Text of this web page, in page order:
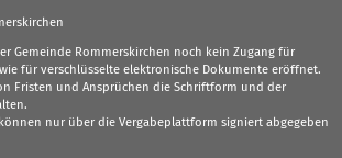
Gemeinde Rommerskirchen noch kein Zugang für
für verschlüsselte elektronische Dokumente eröffnet.
Fristen und Ansprüchen die Schriftform und der
nur über die Vergabeplattform signiert abgegeben